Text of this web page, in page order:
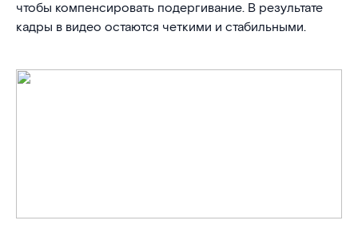
чтобы компенсировать подергивание. В результате
кадры в видео остаются четкими и стабильными.